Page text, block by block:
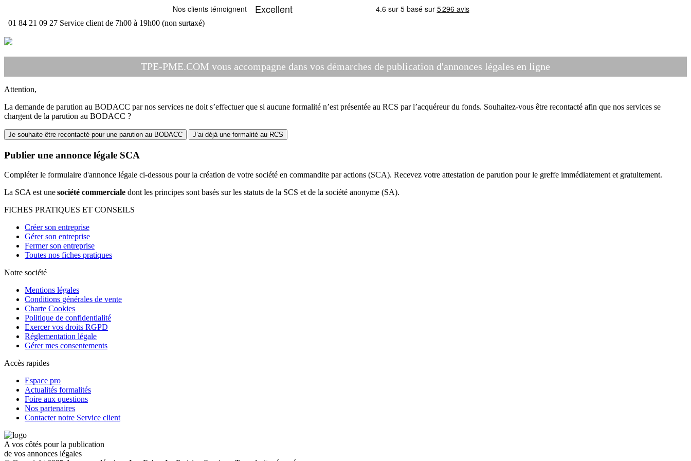
01 84 21 09 27 Service client de 7h00 à 19h00 (non surtaxé)
TPE-PME.COM vous accompagne dans vos démarches de publication d'annonces légales en ligne
Attention,
La demande de parution au BODACC par nos services ne doit s’effectuer que si aucune formalité n’est présentée au RCS par l’acquéreur du fonds. Souhaitez-vous être recontacté afin que nos services se
chargent de la parution au BODACC ?
Je souhaite être recontacté pour une parution au BODACC J’ai déjà une formalité au RCS
Publier une annonce légale SCA
Compléter le formulaire d'annonce légale ci-dessous pour la création de votre société en commandite par actions (SCA). Recevez votre attestation de parution pour le greffe immédiatement et gratuitement.
La SCA est unesociété commerciale dont les principes sont basés sur les statuts de la SCS et de la société anonyme (SA).
FICHES PRATIQUES ET CONSEILS
Créer son entreprise
Gérer son entreprise
Fermer son entreprise
Toutes nos fiches pratiques
Notre société
Mentions légales
Conditions générales de vente
Charte Cookies
Politique de confidentialité
Exercer vos droits RGPD
Réglementation légale
Gérer mes consentements
Accès rapides
Espace pro
Actualités formalités
Foire aux questions
Nos partenaires
Contacter notre Service client
A vos côtés pour la publication
de vos annonces légales